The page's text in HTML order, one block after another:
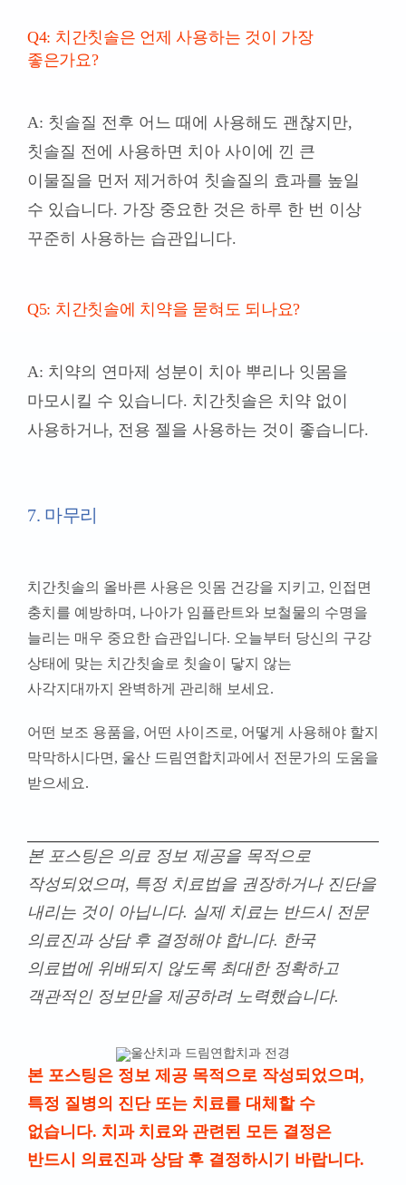
Q4: 치간칫솔은 언제 사용하는 것이 가장
좋은가요?
A: 칫솔질 전후 어느 때에 사용해도 괜찮지만,
칫솔질 전에 사용하면 치아 사이에 낀 큰
이물질을 먼저 제거하여 칫솔질의 효과를 높일
수 있습니다. 가장 중요한 것은 하루 한 번 이상
꾸준히 사용하는 습관입니다.
Q5: 치간칫솔에 치약을 묻혀도 되나요?
A: 치약의 연마제 성분이 치아 뿌리나 잇몸을
마모시킬 수 있습니다. 치간칫솔은 치약 없이
사용하거나, 전용 젤을 사용하는 것이 좋습니다.
7. 마무리
치간칫솔의 올바른 사용은 잇몸 건강을 지키고, 인접면
충치를 예방하며, 나아가 임플란트와 보철물의 수명을
늘리는 매우 중요한 습관입니다. 오늘부터 당신의 구강
상태에 맞는 치간칫솔로 칫솔이 닿지 않는
사각지대까지 완벽하게 관리해 보세요.
어떤 보조 용품을, 어떤 사이즈로, 어떻게 사용해야 할지
막막하시다면, 울산 드림연합치과에서 전문가의 도움을
받으세요.
본 포스팅은 의료 정보 제공을 목적으로
작성되었으며, 특정 치료법을 권장하거나 진단을
내리는 것이 아닙니다. 실제 치료는 반드시 전문
의료진과 상담 후 결정해야 합니다. 한국
의료법에 위배되지 않도록 최대한 정확하고
객관적인 정보만을 제공하려 노력했습니다.
본 포스팅은 정보 제공 목적으로 작성되었으며,
특정 질병의 진단 또는 치료를 대체할 수
없습니다. 치과 치료와 관련된 모든 결정은
반드시 의료진과 상담 후 결정하시기 바랍니다.